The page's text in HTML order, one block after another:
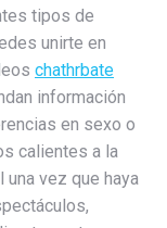
tipos de
unirte en
chathrbate
información
en sexo o
calientes a la
una vez que haya